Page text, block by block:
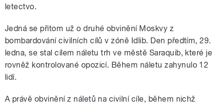
letectvo.
Jedná se přitom už o druhé obvinění Moskvy z
bombardování civilních cílů v zóně Idlib. Den předtím, 29.
ledna, se stal cílem náletu trh ve městě Saraquib, které je
rovněž kontrolované opozicí. Během náletu zahynulo 12
lidí.
A právě obvinění z náletů na civilní cíle, během nichž